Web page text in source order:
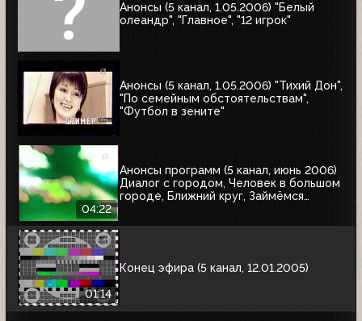
Анонсы (5 канал, 1.05.2006) "Белый
олеандр", "Главное", "12 игрок"
Анонсы (5 канал, 1.05.2006) "Тихий Дон",
"По семейным обстоятельствам",
"Футбол в зените"
04:22
Анонсы программ (5 канал, июнь 2006)
Диалог с городом, Человек в большом
городе, Ближний круг, Займёмся
01:14
Конец эфира (5 канал, 12.01.2005)